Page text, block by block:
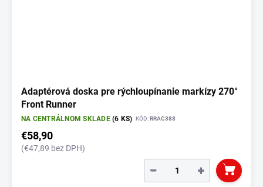
Adaptérová doska pre rýchloupínanie markízy 270°
Front Runner
NA CENTRÁLNOM SKLADE(6 KS) KÓD:RRAC388
€58,90
(€47,89 bez DPH)
+
−